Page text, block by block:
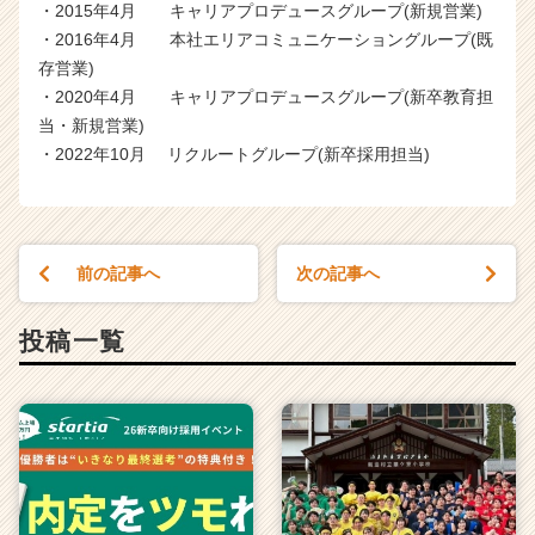
・2015年4月 キャリアプロデュースグループ(新規営業)
・2016年4月 本社エリアコミュニケーショングループ(既
存営業)
・2020年4月 キャリアプロデュースグループ(新卒教育担
当・新規営業)
・2022年10月 リクルートグループ(新卒採用担当)
前の記事へ 次の記事へ
投稿一覧